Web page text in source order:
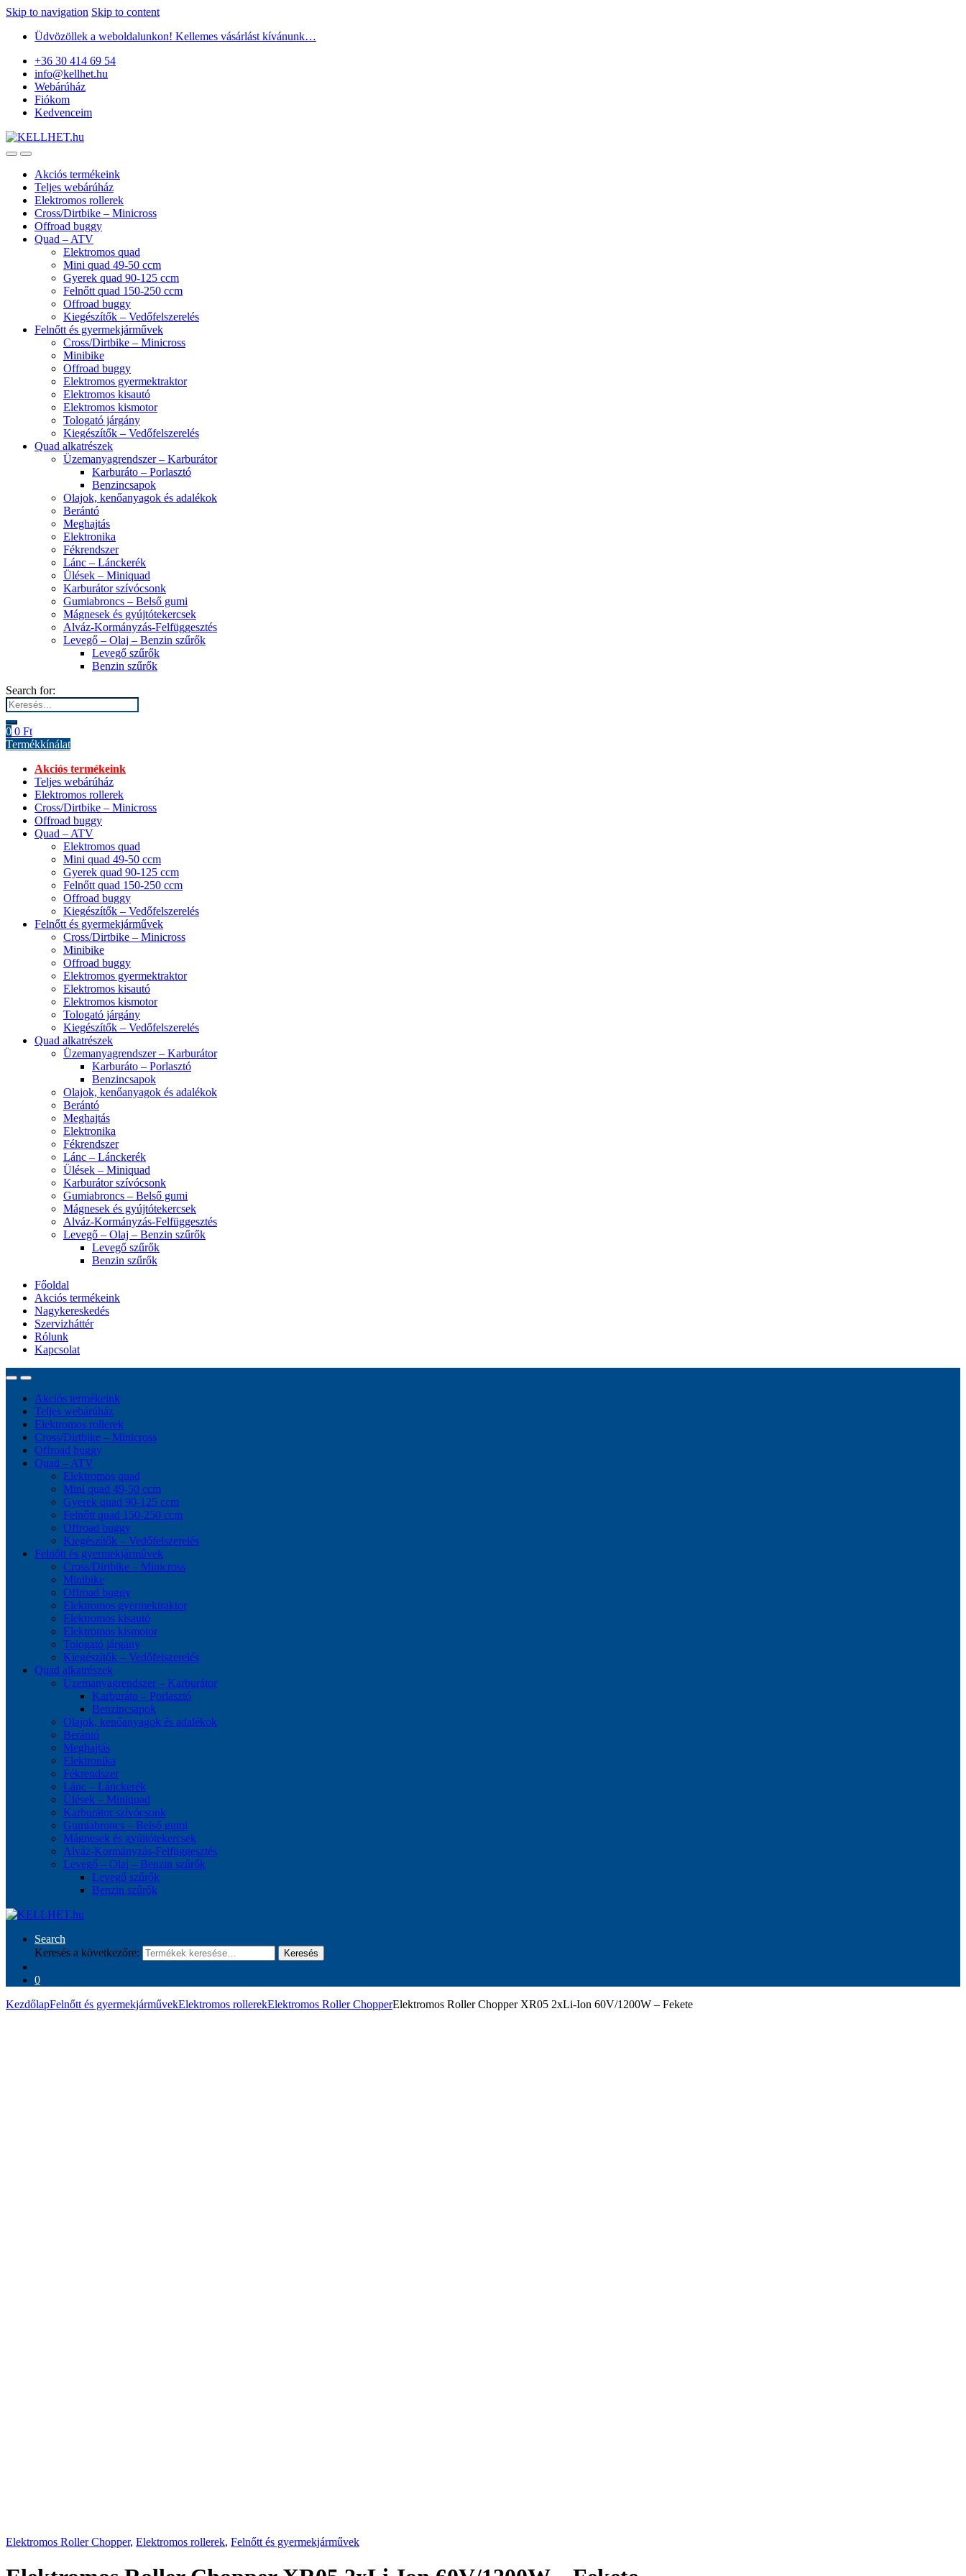
Skip to navigation Skip to content
Üdvözöllek a weboldalunkon! Kellemes vásárlást kívánunk…
+36 30 414 69 54
info@kellhet.hu
Webárúház
Fiókom
Kedvenceim
Akciós termékeink
Teljes webárúház
Elektromos rollerek
Cross/Dirtbike – Minicross
Offroad buggy
Quad – ATV
Elektromos quad
Mini quad 49-50 ccm
Gyerek quad 90-125 ccm
Felnőtt quad 150-250 ccm
Offroad buggy
Kiegészítők – Vedőfelszerelés
Felnőtt és gyermekjárművek
Cross/Dirtbike – Minicross
Minibike
Offroad buggy
Elektromos gyermektraktor
Elektromos kisautó
Elektromos kismotor
Tologató járgány
Kiegészítők – Vedőfelszerelés
Quad alkatrészek
Üzemanyagrendszer – Karburátor
Karburáto – Porlasztó
Benzincsapok
Olajok, kenőanyagok és adalékok
Berántó
Meghajtás
Elektronika
Fékrendszer
Lánc – Lánckerék
Ülések – Miniquad
Karburátor szívócsonk
Gumiabroncs – Belső gumi
Mágnesek és gyújtótekercsek
Alváz-Kormányzás-Felfüggesztés
Levegő – Olaj – Benzin szűrők
Levegő szűrők
Benzin szűrők
Search for:
0 0 Ft
Termékkínálat
Akciós termékeink
Teljes webárúház
Elektromos rollerek
Cross/Dirtbike – Minicross
Offroad buggy
Quad – ATV
Elektromos quad
Mini quad 49-50 ccm
Gyerek quad 90-125 ccm
Felnőtt quad 150-250 ccm
Offroad buggy
Kiegészítők – Vedőfelszerelés
Felnőtt és gyermekjárművek
Cross/Dirtbike – Minicross
Minibike
Offroad buggy
Elektromos gyermektraktor
Elektromos kisautó
Elektromos kismotor
Tologató járgány
Kiegészítők – Vedőfelszerelés
Quad alkatrészek
Üzemanyagrendszer – Karburátor
Karburáto – Porlasztó
Benzincsapok
Olajok, kenőanyagok és adalékok
Berántó
Meghajtás
Elektronika
Fékrendszer
Lánc – Lánckerék
Ülések – Miniquad
Karburátor szívócsonk
Gumiabroncs – Belső gumi
Mágnesek és gyújtótekercsek
Alváz-Kormányzás-Felfüggesztés
Levegő – Olaj – Benzin szűrők
Levegő szűrők
Benzin szűrők
Főoldal
Akciós termékeink
Nagykereskedés
Szervizháttér
Rólunk
Kapcsolat
Akciós termékeink
Teljes webárúház
Elektromos rollerek
Cross/Dirtbike – Minicross
Offroad buggy
Quad – ATV
Elektromos quad
Mini quad 49-50 ccm
Gyerek quad 90-125 ccm
Felnőtt quad 150-250 ccm
Offroad buggy
Kiegészítők – Vedőfelszerelés
Felnőtt és gyermekjárművek
Cross/Dirtbike – Minicross
Minibike
Offroad buggy
Elektromos gyermektraktor
Elektromos kisautó
Elektromos kismotor
Tologató járgány
Kiegészítők – Vedőfelszerelés
Quad alkatrészek
Üzemanyagrendszer – Karburátor
Karburáto – Porlasztó
Benzincsapok
Olajok, kenőanyagok és adalékok
Berántó
Meghajtás
Elektronika
Fékrendszer
Lánc – Lánckerék
Ülések – Miniquad
Karburátor szívócsonk
Gumiabroncs – Belső gumi
Mágnesek és gyújtótekercsek
Alváz-Kormányzás-Felfüggesztés
Levegő – Olaj – Benzin szűrők
Levegő szűrők
Benzin szűrők
Search
Keresés a következőre:
Keresés
0
KezdőlapFelnőtt és gyermekjárművekElektromos rollerekElektromos Roller ChopperElektromos Roller Chopper XR05 2xLi-Ion 60V/1200W – Fekete
Elektromos Roller Chopper, Elektromos rollerek, Felnőtt és gyermekjárművek